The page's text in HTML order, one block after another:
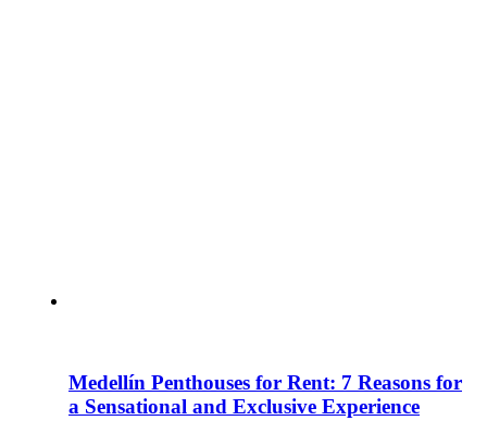
Medellín Penthouses for Rent: 7 Reasons for
a Sensational and Exclusive Experience